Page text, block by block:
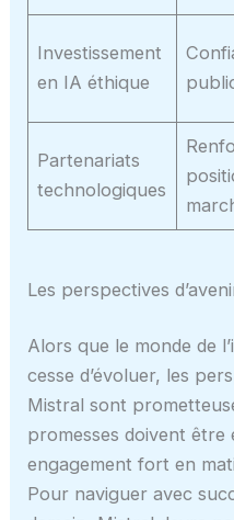
Investissement
en IA éthique
Partenariats
technologiques
Les perspectives
Alors que le monde de
cesse d’évoluer, les
Mistral sont
promesses doivent être
engagement fort en
Pour naviguer avec